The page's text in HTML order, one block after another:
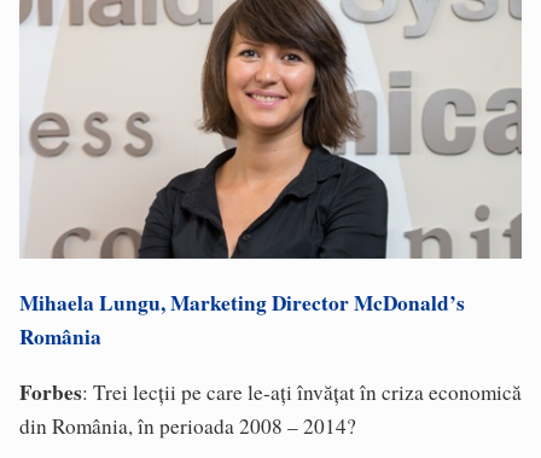
Mihaela Lungu, Marketing Director McDonald’s
România
Forbes: Trei lecții pe care le-ați învățat în criza economică
din România, în perioada 2008 – 2014?